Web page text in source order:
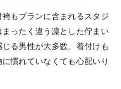
もプランに含まれるスタジ
ったく違う凛とした佇まい
る男性が大多数。着付けも
慣れていなくても心配いり